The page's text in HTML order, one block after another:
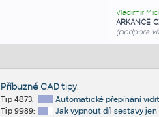
Vladimír
ARKANCE
(podpora
Příbuzné CAD tipy:
Tip 4873:
Automatické přepínání
Tip 9989:
Jak vypnout díl sestavy